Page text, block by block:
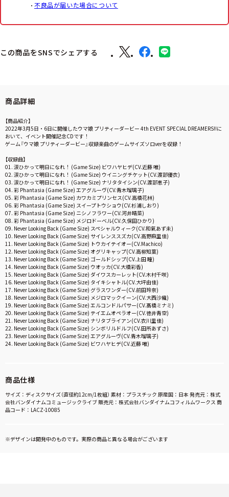
不良品が届いた場合について
この商品をSNSでシェアする
商品詳細
【商品紹介】
2022年3月5日・6日に開催したウマ娘 プリティーダービー 4th EVENT SPECIAL DREAMERS!!に
おいて、イベント開催記念CDです！
ゲーム『ウマ娘 プリティーダービー』収録楽曲のゲームサイズソロverを収録！
【収録曲】
01. 涙ひかって明日になれ！ (Game Size) ビワハヤヒデ(CV.近藤 唯)
02. 涙ひかって明日になれ！ (Game Size) ウイニングチケット(CV.渡部優衣)
03. 涙ひかって明日になれ！ (Game Size) ナリタタイシン(CV.渡部恵子)
04. 彩 Phantasia (Game Size) エアグルーヴ(CV.青木瑠璃子)
05. 彩 Phantasia (Game Size) カワカミプリンセス(CV.高橋花林)
06. 彩 Phantasia (Game Size) スイープトウショウ(CV.杉浦しおり)
07. 彩 Phantasia (Game Size) ニシノフラワー(CV.河井晴菜)
08. 彩 Phantasia (Game Size) メジロドーベル(CV.久保田ひかり)
09. Never Looking Back (Game Size) スペシャルウィーク(CV.和氣あず未)
10. Never Looking Back (Game Size) サイレンススズカ(CV.高野麻里佳)
11. Never Looking Back (Game Size) トウカイテイオー(CV.Machico)
12. Never Looking Back (Game Size) オグリキャップ(CV.高柳知葉)
13. Never Looking Back (Game Size) ゴールドシップ(CV.上田 瞳)
14. Never Looking Back (Game Size) ウオッカ(CV.大橋彩香)
15. Never Looking Back (Game Size) ダイワスカーレット(CV.木村千咲)
16. Never Looking Back (Game Size) タイキシャトル(CV.大坪由佳)
17. Never Looking Back (Game Size) グラスワンダー(CV.前田玲奈)
18. Never Looking Back (Game Size) メジロマックイーン(CV.大西沙織)
19. Never Looking Back (Game Size) エルコンドルパサー(CV.髙橋ミナミ)
20. Never Looking Back (Game Size) テイエムオペラオー(CV.徳井青空)
21. Never Looking Back (Game Size) ナリタブライアン(CV.衣川里佳)
22. Never Looking Back (Game Size) シンボリルドルフ(CV.田所あずさ)
23. Never Looking Back (Game Size) エアグルーヴ(CV.青木瑠璃子)
24. Never Looking Back (Game Size) ビワハヤヒデ(CV.近藤 唯)
商品仕様
サイズ：ディスクサイズ（直径約12cm/1枚組） 素材：プラスチック 原産国：日本 発売元：株式
会社バンダイナムコミュージックライブ 販売元：株式会社バンダイナムコフィルムワークス 商
品コード：LACZ-10085
※デザインは開発中のものです。実際の商品と異なる場合がございます